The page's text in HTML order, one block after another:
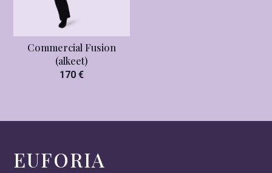
Commercial Fusion
(alkeet)
170 €
EUFORIA